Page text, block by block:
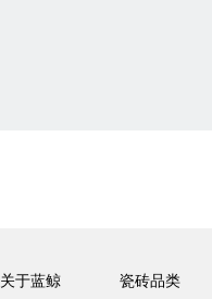
关于蓝鲸 瓷砖品类